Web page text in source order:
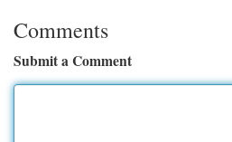
Comments
Submit a Comment